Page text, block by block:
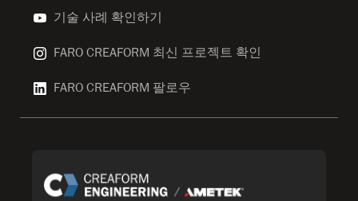
기술 사례 확인하기
FARO CREAFORM 최신 프로젝트 확인
FARO CREAFORM 팔로우